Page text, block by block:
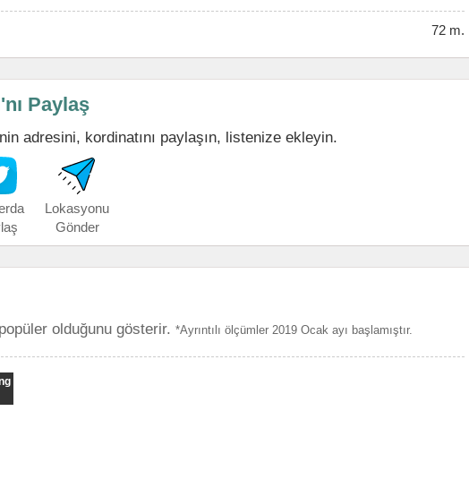
72 m.
Paylaş
adresini, kordinatını paylaşın, listenize ekleyin.
Lokasyonu
Gönder
olduğunu gösterir. *Ayrıntılı ölçümler 2019 Ocak ayı başlamıştır.